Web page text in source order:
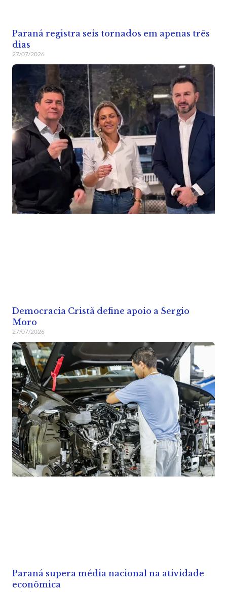
Paraná registra seis tornados em apenas três
dias
27/07/2026
Democracia Cristã define apoio a Sergio
Moro
27/07/2026
Paraná supera média nacional na atividade
econômica